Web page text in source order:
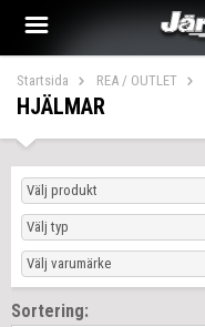
Startsida REA / OUTLET
HJÄLMAR
Välj produkt
Välj typ
Välj varumärke
Sortering: